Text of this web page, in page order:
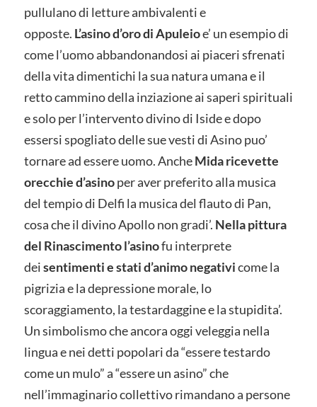
pullulano di letture ambivalenti e
opposte. L’asino d’oro di Apuleioe’ un esempio di
come l’uomo abbandonandosi ai piaceri sfrenati
della vita dimentichi la sua natura umana e il
retto cammino della inziazione ai saperi spirituali
e solo per l’intervento divino di Iside e dopo
essersi spogliato delle sue vesti di Asino puo’
tornare ad essere uomo. AncheMida ricevette
orecchie d’asinoper aver preferito alla musica
del tempio di Delfi la musica del flauto di Pan,
cosa che il divino Apollo non gradi’. Nella pittura
del Rinascimento l’asinofu interprete
deisentimenti e stati d’animo negativicome la
pigrizia e la depressione morale, lo
scoraggiamento, la testardaggine e la stupidita’.
Un simbolismo che ancora oggi veleggia nella
lingua e nei detti popolari da “essere testardo
come un mulo” a “essere un asino” che
nell’immaginario collettivo rimandano a persone